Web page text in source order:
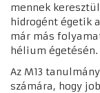
mennek
hidrogént égetik
már más
hélium égetésén.
Az M13
számára, hogy